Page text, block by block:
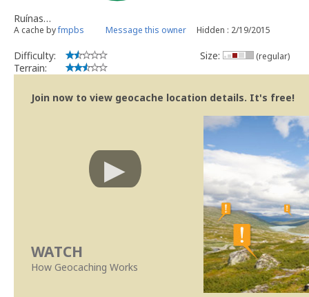
Ruínas…
A cache byfmpbs Message this owner Hidden : 2/19/2015
Difficulty:
Terrain:
Size: (regular)
Join now to view geocache location details. It's free!
WATCH
How Geocaching Works